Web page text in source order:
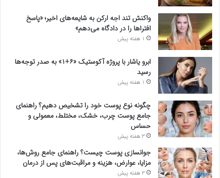
واکنش تند اجه ارکن به شایعه‌های اخیر؛ «پاسخ
افتراها را در دادگاه می‌دهم»
1 هفته پیش
ابرو یاشار با پروژه آکوستیک «۶+۱» به صدر توجه‌ها
رسید
1 هفته پیش
چگونه نوع پوست خود را تشخیص دهیم؟ راهنمای
جامع پوست چرب، خشک، مختلط، معمولی و
حساس
3 هفته پیش
جوانسازی پوست چیست؟ راهنمای جامع روش‌ها،
مزایا، عوارض، هزینه و مراقبت‌های پس از درمان
3 هفته پیش